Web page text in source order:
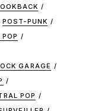
POST-PUNK
GARAGE
POP